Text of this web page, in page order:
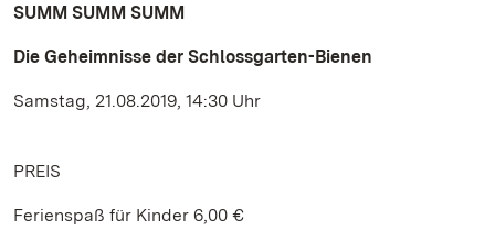
SUMM SUMM SUMM
Die Geheimnisse der Schlossgarten-Bienen
Samstag, 21.08.2019, 14:30 Uhr
PREIS
Ferienspaß für Kinder 6,00 €